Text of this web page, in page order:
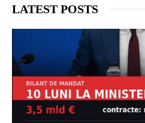
LATEST POSTS